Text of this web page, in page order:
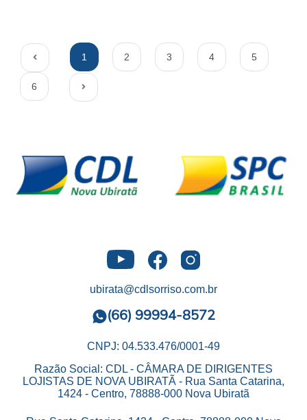
1 2 3 4 5
6
ubirata@cdlsorriso.com.br
(66) 99994-8572
CNPJ: 04.533.476/0001-49
Razão Social: CDL - CÂMARA DE DIRIGENTES
LOJISTAS DE NOVA UBIRATÃ - Rua Santa Catarina,
1424 - Centro, 78888-000 Nova Ubiratã